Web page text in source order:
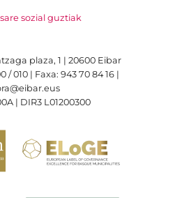
sozial guztiak
plaza, 1 | 20600 Eibar
/ 010 | Faxa: 943 70 84 16 |
| DIR3 L01200300